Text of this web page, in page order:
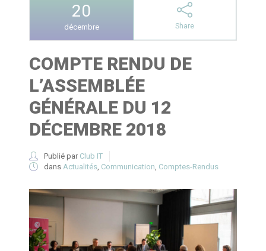
20
décembre Share
COMPTE RENDU DE
L’ASSEMBLÉE
GÉNÉRALE DU 12
DÉCEMBRE 2018
Publié par Club IT
dans Actualités Communication Comptes-Rendus